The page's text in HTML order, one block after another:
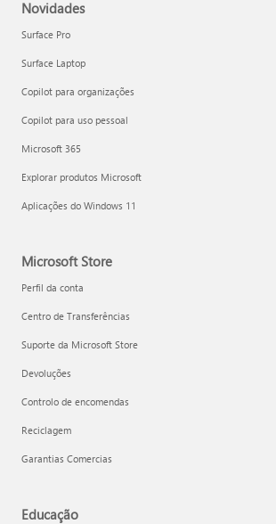
Novidades
Surface Pro
Surface Laptop
Copilot para organizações
Copilot para uso pessoal
Microsoft 365
Explorar produtos Microsoft
Aplicações do Windows 11
Microsoft Store
Perfil da conta
Centro de Transferências
Suporte da Microsoft Store
Devoluções
Controlo de encomendas
Reciclagem
Garantias Comercias
Educação